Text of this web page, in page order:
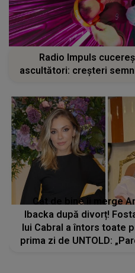
Radio Impuls
ascultători: creșteri
Cât de bine îi merge
Ibacka după divorț!
lui Cabral a întors toate
prima zi de UNTOLD: